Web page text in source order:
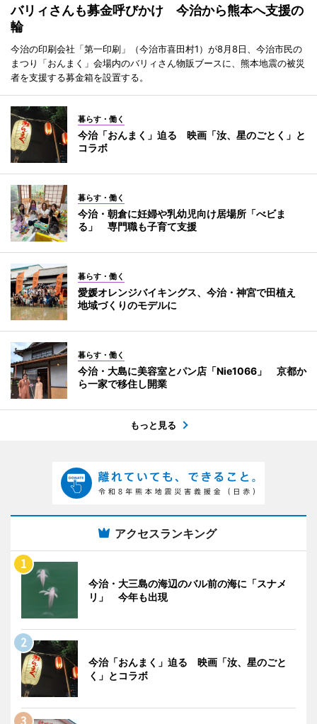
バリィさんも募金呼びかけ 今治から熊本へ支援の
輪
今治の印刷会社「第一印刷」（今治市喜田村1）が8月8日、今治市民の
まつり「おんまく」会場内のバリィさん物販ブースに、熊本地震の被災
者を支援する募金箱を設置する。
暮らす・働く
今治「おんまく」迫る 映画「汝、星のごとく」と
コラボ
暮らす・働く
今治・朝倉に妊婦や乳幼児向け居場所「べビま
る」 専門職も子育て支援
暮らす・働く
愛媛オレンジバイキングス、今治・神宮で田植え
地域づくりのモデルに
暮らす・働く
今治・大島に美容室とパン店「Nie1066」 京都か
ら一家で移住し開業
もっと見る
アクセスランキング
今治・大三島の海辺のバル前の海に「スナメ
リ」 今年も出現
今治「おんまく」迫る 映画「汝、星のごと
く」とコラボ